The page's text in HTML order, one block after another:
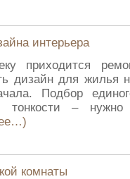
интерьера
приходится
дизайн для жилья
Подбор
тонкости –
комнаты